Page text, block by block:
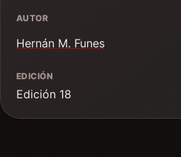
AUTOR
Hernán M. Funes
EDICIÓN
Edición 18